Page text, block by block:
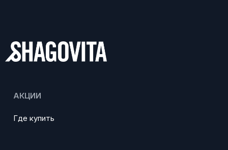
АКЦИИ
Где купить